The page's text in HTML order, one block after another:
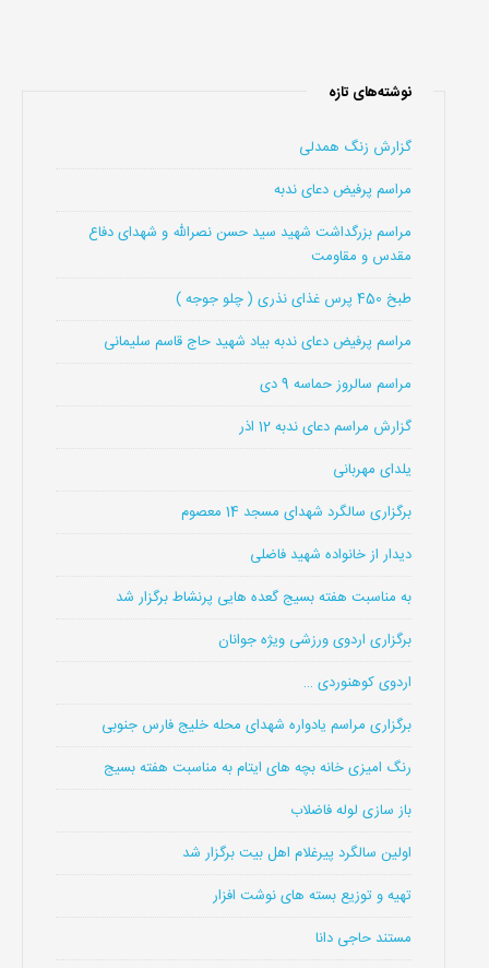
نوشته‌های تازه
گزارش زنگ همدلی
مراسم پرفیض دعای ندبه
مراسم بزرگداشت شهید سید حسن نصرالله و شهدای دفاع
مقدس و مقاومت
طبخ 450 پرس غذای نذری ( چلو جوجه )
مراسم پرفیض دعای ندبه بیاد شهید حاج قاسم سلیمانی
مراسم سالروز حماسه 9 دی
گزارش مراسم دعای ندبه 12 اذر
یلدای مهربانی
برگزاری سالگرد شهدای مسجد 14 معصوم
دیدار از خانواده شهید فاضلی
به مناسبت هفته بسیج گعده هایی پرنشاط برگزار شد
برگزاری اردوی ورزشی ویژه جوانان
اردوی کوهنوردی …
برگزاری مراسم یادواره شهدای محله خلیج فارس جنوبی
رنگ امیزی خانه بچه های ایتام به مناسبت هفته بسیج
باز سازی لوله فاضلاب
اولین سالگرد پیرغلام اهل بیت برگزار شد
تهیه و توزیع بسته های نوشت افزار
مستند حاجی دانا